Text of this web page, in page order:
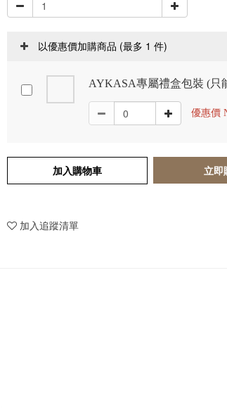
以優惠價加購商品 (最多 1 件)
AYKASA專屬禮盒包裝 (只
優惠價
加入購物車 立即
加入追蹤清單